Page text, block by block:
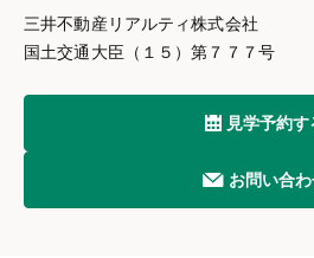
三井不動産リアルティ株式会社
国土交通大臣（１５）第７７７号
見学予約す
お問い合